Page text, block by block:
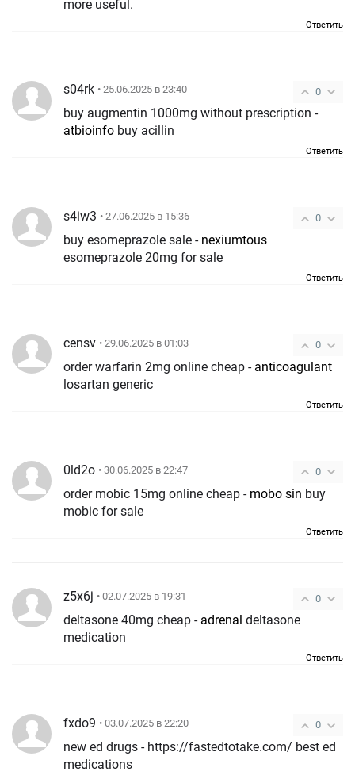
more useful.
Ответить
0
s04rk • 25.06.2025 в 23:40
buy augmentin 1000mg without prescription -
atbioinfo buy acillin
Ответить
0
s4iw3 • 27.06.2025 в 15:36
buy esomeprazole sale - nexiumtous
esomeprazole 20mg for sale
Ответить
0
censv • 29.06.2025 в 01:03
order warfarin 2mg online cheap - anticoagulant
losartan generic
Ответить
0
0ld2o • 30.06.2025 в 22:47
order mobic 15mg online cheap - mobo sin
mobic for sale
Ответить
0
z5x6j • 02.07.2025 в 19:31
deltasone 40mg cheap - adrenal
medication
Ответить
0
fxdo9 • 03.07.2025 в 22:20
new ed drugs - https://fastedtotake.com/ best ed
medications